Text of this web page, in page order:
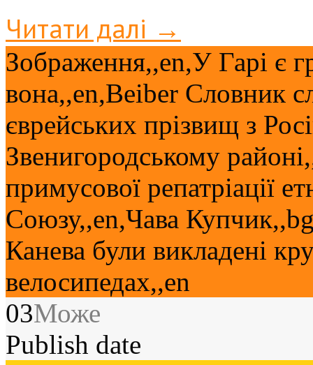
Читати далі →
Зображення,,en,У Гарі є
вона,,en,Beiber Словник
єврейських прізвищ з
Звенигородському
примусової репатріації
Союзу,,en,Чава
Канева були викладені
велосипедах,,en
03Може
Publish date